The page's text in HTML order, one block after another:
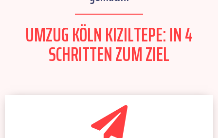
UMZUG KÖLN KIZILTEPE: IN 4
SCHRITTEN ZUM ZIEL